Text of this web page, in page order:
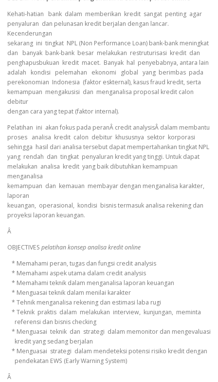
Kehati-hatian bank dalam memberikan kredit sangat penting agar
penyaluran dan pelunasan kredit berjalan dengan lancar.
Kecenderungan
sekarang ini tingkat NPL (Non Performance Loan) bank-bank meningkat
dan banyak bank-bank besar melakukan restruturisasi kredit dan
penghapusbukuan kredit macet. Banyak hal penyebabnya, antara lain
adalah kondisi pelemahan ekonomi global yang berimbas pada
perekonomian Indonesia (faktor eskternal), kasus fraud kredit, serta
kemampuan mengakusisi dan menganalisa proposal kredit calon
debitur
dengan cara yang tepat (faktor internal).
Pelatihan ini akan fokus pada peranÂ credit analysisÂ dalam membantu
proses analisa kredit calon debitur khususnya sektor korporasi
sehingga hasil dari analisa tersebut dapat mempertahankan tingkat NPL
yang rendah dan tingkat penyaluran kredit yang tinggi. Untuk dapat
melakukan analisa kredit yang baik dibutuhkan kemampuan
menganalisa
kemampuan dan kemauan membayar dengan menganalisa karakter,
laporan
keuangan, operasional, kondisi bisnis termasuk analisa rekening dan
proyeksi laporan keuangan.
Â
OBJECTIVES pelatihan konsep analisa kredit online
* Memahami peran, tugas dan fungsi credit analysis
* Memahami aspek utama dalam credit analysis
* Memahami teknik dalam menganalisa laporan keuangan
* Menguasai teknik dalam menilai karakter
* Tehnik menganalisa rekening dan estimasi laba rugi
* Teknik praktis dalam melakukan interview, kunjungan, meminta
referensi dan bisnis checking
* Menguasai teknik dan strategi dalam memonitor dan mengevaluasi
kredit yang sedang berjalan
* Menguasai strategi dalam mendeteksi potensi risiko kredit dengan
pendekatan EWS (Early Warning System)
Â